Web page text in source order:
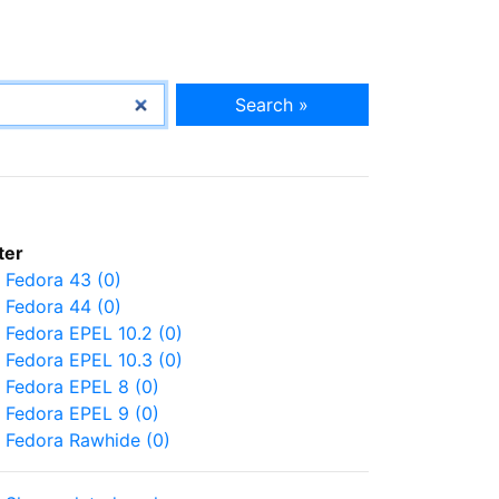
Search »
Fedora 43 (0)
Fedora 44 (0)
Fedora EPEL 10.2 (0)
Fedora EPEL 10.3 (0)
Fedora EPEL 8 (0)
Fedora EPEL 9 (0)
Fedora Rawhide (0)